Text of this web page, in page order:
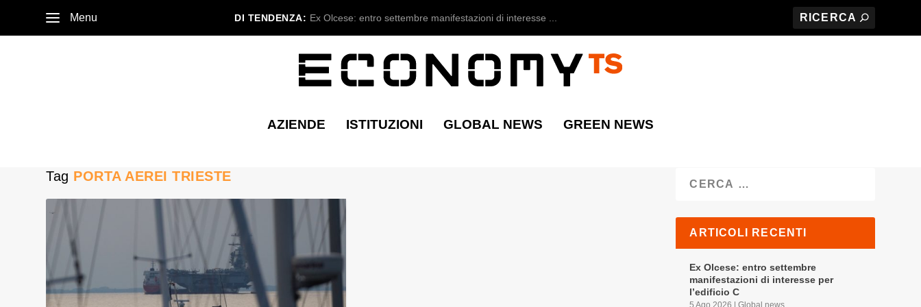
Menu DI TENDENZA: Ex Olcese: entro settembre manifestazioni di interesse ...
AZIENDE ISTITUZIONI GLOBAL NEWS GREEN NEWS
Tag PORTA AEREI TRIESTE
ARTICOLI RECENTI
Ex Olcese: entro settembre
manifestazioni di interesse per
l’edificio C
5 Ago 2026 |Global news